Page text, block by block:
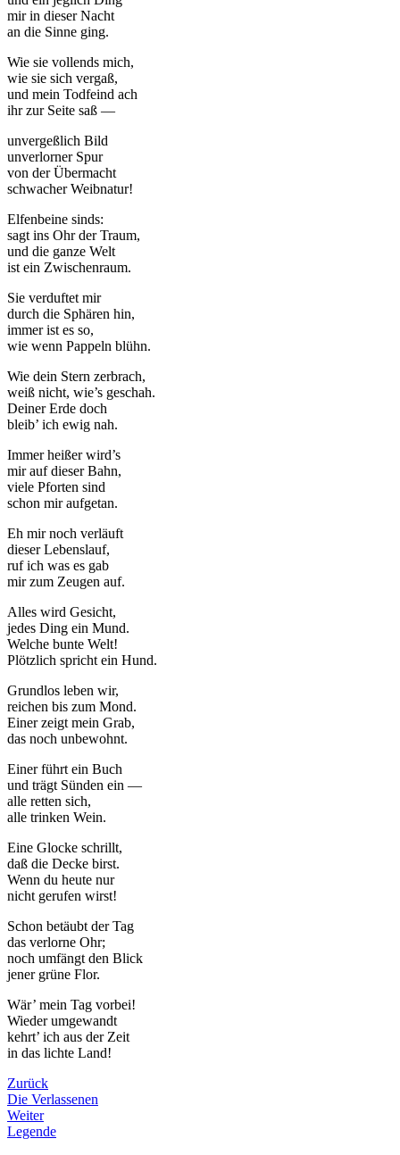
mir in dieser Nacht
an die Sinne ging.
Wie sie vollends mich,
wie sie sich vergaß,
und mein Todfeind ach
ihr zur Seite saß —
unvergeßlich Bild
unverlorner Spur
von der Übermacht
schwacher Weibnatur!
Elfenbeine sinds:
sagt ins Ohr der Traum,
und die ganze Welt
ist ein Zwischenraum.
Sie verduftet mir
durch die Sphären hin,
immer ist es so,
wie wenn Pappeln blühn.
Wie dein Stern zerbrach,
weiß nicht, wie’s geschah.
Deiner Erde doch
bleib’ ich ewig nah.
Immer heißer wird’s
mir auf dieser Bahn,
viele Pforten sind
schon mir aufgetan.
Eh mir noch verläuft
dieser Lebenslauf,
ruf ich was es gab
mir zum Zeugen auf.
Alles wird Gesicht,
jedes Ding ein Mund.
Welche bunte Welt!
Plötzlich spricht ein Hund.
Grundlos leben wir,
reichen bis zum Mond.
Einer zeigt mein Grab,
das noch unbewohnt.
Einer führt ein Buch
und trägt Sünden ein —
alle retten sich,
alle trinken Wein.
Eine Glocke schrillt,
daß die Decke birst.
Wenn du heute nur
nicht gerufen wirst!
Schon betäubt der Tag
das verlorne Ohr;
noch umfängt den Blick
jener grüne Flor.
Wär’ mein Tag vorbei!
Wieder umgewandt
kehrt’ ich aus der Zeit
in das lichte Land!
Zurück
Die Verlassenen
Weiter
Legende